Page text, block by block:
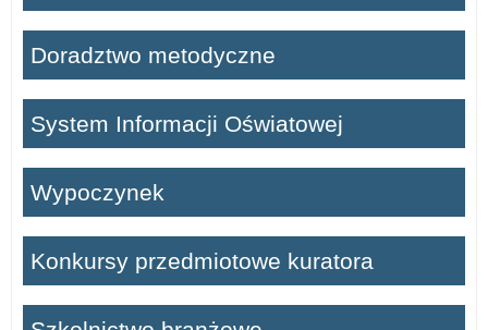
Doradztwo metodyczne
System Informacji Oświatowej
Wypoczynek
Konkursy przedmiotowe kuratora